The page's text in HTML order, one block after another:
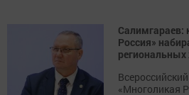
Салимгараев:
Россия»
«Многоликая